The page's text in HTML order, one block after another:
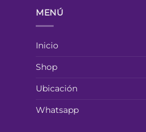
MENÚ
Inicio
Shop
Ubicación
Whatsapp